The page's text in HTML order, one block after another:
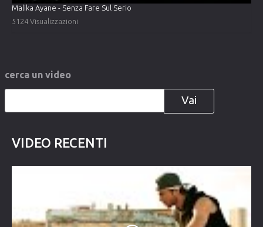
Malika Ayane - Senza Fare Sul Serio
5124 Visualizzazioni
cerca un video
Vai
VIDEO RECENTI